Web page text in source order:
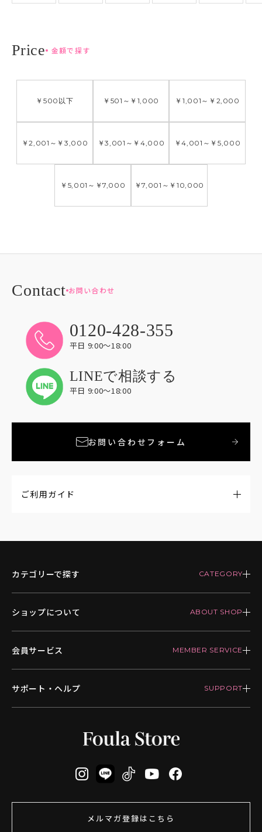
金額で探す
￥500 以下 ￥501 ～ ￥1,000 ￥1,001 ～ ￥2,000
￥2,001 ～ ￥3,000 ￥3,001 ～ ￥4,000 ￥4,001 ～ ￥5,000
￥5,001 ～ ￥7,000 ￥7,001 ～ ￥10,000
お問い合わせ
0120-428-355
平日 9:00〜18:00
LINEで相談する
平日 9:00〜18:00
お問い合わせフォーム
ご利用ガイド
カテゴリーで探す
ショップについて
会員サービス
サポート・ヘルプ
メルマガ登録はこちら